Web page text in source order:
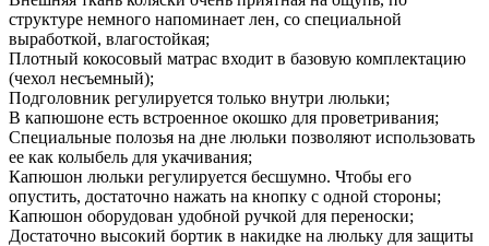
структуре немного напоминает лен, со специальной
выработкой, влагостойкая;
Плотный кокосовый матрас входит в базовую комплектацию
(чехол несъемный);
Подголовник регулируется только внутри люльки;
В капюшоне есть встроенное окошко для проветривания;
Специальные полозья на дне люльки позволяют использовать
ее как колыбель для укачивания;
Капюшон люльки регулируется бесшумно. Чтобы его
опустить, достаточно нажать на кнопку с одной стороны;
Капюшон оборудован удобной ручкой для переноски;
Достаточно высокий бортик в накидке на люльку для защиты